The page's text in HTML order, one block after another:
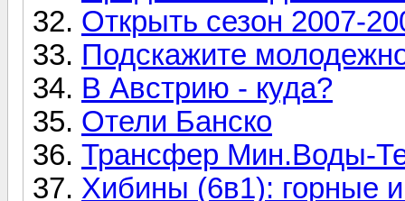
Открыть сезон 2007-
Подскажите
В Австрию - куда?
Отели Банско
Трансфер Мин.Воды-
Хибины (6в1): горные